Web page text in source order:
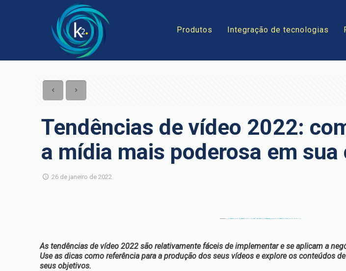
Produtos Integração de tecnologias
Tendências de vídeo 2022:
a mídia mais poderosa em
26 de janeiro de 2022
As tendências de vídeo 2022 são relativamente fáceis de implementar e se aplicam a
Use as dicas como referência para a produção dos seus vídeos e explore os conteúdos
seus objetivos.